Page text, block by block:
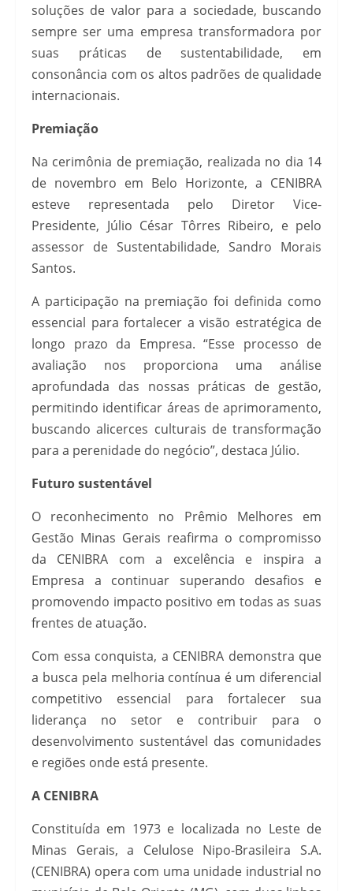
soluções de valor para a sociedade, buscando
sempre ser uma empresa transformadora por
suas práticas de sustentabilidade, em
consonância com os altos padrões de qualidade
internacionais.
Premiação
Na cerimônia de premiação, realizada no dia 14
de novembro em Belo Horizonte, a CENIBRA
esteve representada pelo Diretor Vice-
Presidente, Júlio César Tôrres Ribeiro, e pelo
assessor de Sustentabilidade, Sandro Morais
Santos.
A participação na premiação foi definida como
essencial para fortalecer a visão estratégica de
longo prazo da Empresa. “Esse processo de
avaliação nos proporciona uma análise
aprofundada das nossas práticas de gestão,
permitindo identificar áreas de aprimoramento,
buscando alicerces culturais de transformação
para a perenidade do negócio”, destaca Júlio.
Futuro sustentável
O reconhecimento no Prêmio Melhores em
Gestão Minas Gerais reafirma o compromisso
da CENIBRA com a excelência e inspira a
Empresa a continuar superando desafios e
promovendo impacto positivo em todas as suas
frentes de atuação.
Com essa conquista, a CENIBRA demonstra que
a busca pela melhoria contínua é um diferencial
competitivo essencial para fortalecer sua
liderança no setor e contribuir para o
desenvolvimento sustentável das comunidades
e regiões onde está presente.
A CENIBRA
Constituída em 1973 e localizada no Leste de
Minas Gerais, a Celulose Nipo-Brasileira S.A.
(CENIBRA) opera com uma unidade industrial no